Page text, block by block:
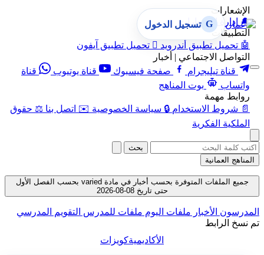
الإشعارات
🔔 إدارة الإشعارات
التطبيقات
🤖 تحميل تطبيق أندرويد  تحميل تطبيق آيفون
التواصل الاجتماعي | أخبار
قناة تيليجرام
صفحة فيسبوك قناة يوتيوب
قناة
واتساب
بوت المناهج
روابط مهمة
📄 شروط الاستخدام 🔒 سياسة الخصوصية ✉️ اتصل بنا ⚖️ حقوق
الملكية الفكرية
G تسجيل الدخول
بحث
المناهج العمانية
جميع الملفات المتوفرة بحسب أخبار في مادة varied بحسب الفصل الأول
حتى تاريخ 08-08-2026
المدرسون الأخبار ملفات اليوم ملفات للمدرس التقويم المدرسي
تم نسخ الرابط
الأكاديميةكويزات